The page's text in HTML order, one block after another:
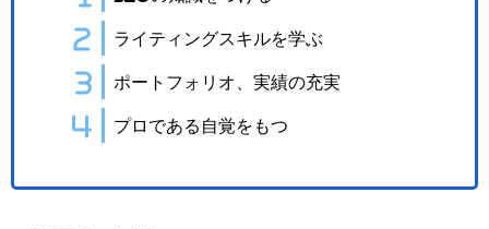
ライティングスキルを学ぶ
ポートフォリオ、実績の充実
プロである自覚をもつ